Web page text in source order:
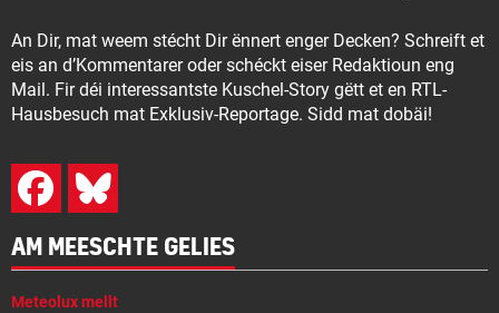
An Dir, mat weem stécht Dir ënnert enger Decken? Schreift et
eis an d’Kommentarer oder schéckt eiser Redaktioun eng
Mail. Fir déi interessantste Kuschel-Story gëtt et en RTL-
Hausbesuch mat Exklusiv-Reportage. Sidd mat dobäi!
AM MEESCHTE GELIES
Meteolux mellt